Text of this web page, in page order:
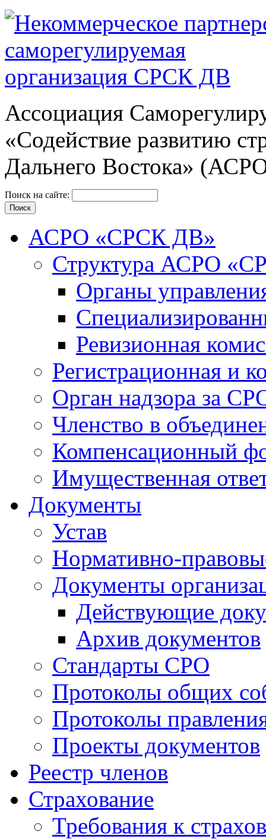
Ассоциация
«Содействие развитию
Дальнего Востока»
Поиск на сайте:
АСРО «СРСК ДВ»
Структура АСРО
Органы
Ревизионная
Регистрационная и
Орган надзора за
Членство в
Компенсационный
Имущественная
Документы
Устав
Нормативно-
Документы
Действующие
Архив документов
Стандарты СРО
Протоколы общих
Протоколы
Проекты документов
Реестр членов
Страхование
Требования к